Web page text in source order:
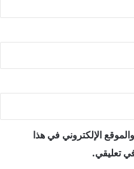
الإلكتروني في هذا
تعليقي.